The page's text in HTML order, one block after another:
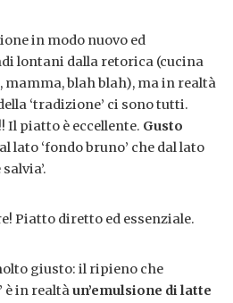
in modo nuovo ed
lontani dalla retorica (cucina
blah blah), ma in realtà
‘tradizione’ ci sono tutti.
Il piatto è eccellente. Gusto
lato ‘fondo bruno’ che dal lato
Piatto diretto ed essenziale.
giusto: il ripieno che
è in realtàun’emulsione di latte